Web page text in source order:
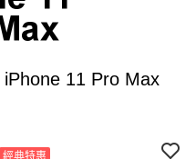
11 Pro Max
經典特惠